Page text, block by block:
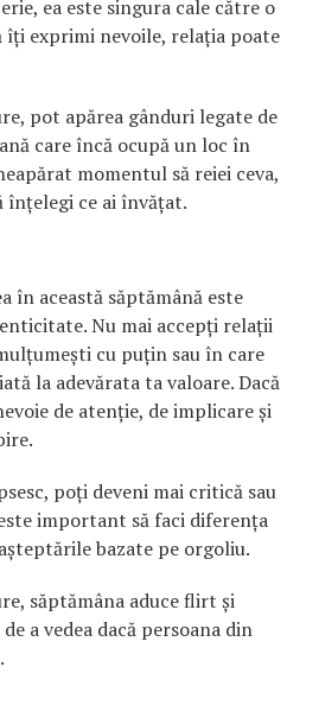
ea este singura cale către o
îți exprimi nevoile, relația poate
pot apărea gânduri legate de
care încă ocupă un loc în
momentul să reiei ceva,
înțelegi ce ai învățat.
în această săptămână este
Nu mai accepți relații
cu puțin sau în care
la adevărata ta valoare. Dacă
de atenție, de implicare și
poți deveni mai critică sau
important să faci diferența
bazate pe orgoliu.
săptămâna aduce flirt și
a vedea dacă persoana din